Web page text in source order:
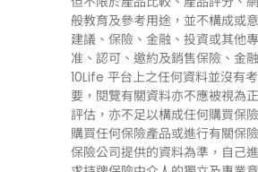
般教育及參考用途，並不構成或
建議、保險、金融、投資或其他
准、認可、邀約及銷售保險、金
10Life 平台上之任何資料並沒有
要，閱覽有關資料亦不應被視為
評估，亦不足以構成任何購買保
購買任何保險產品或進行有關保
保險公司提供的資料為準，自己